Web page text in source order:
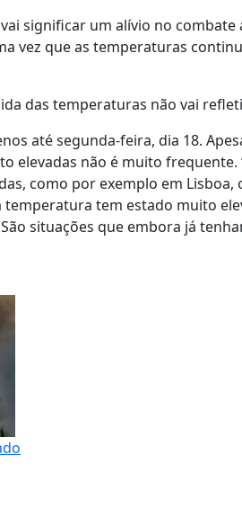
significar um alívio no combate
vez que as temperaturas
das temperaturas não vai
até segunda-feira, dia 18.
elevadas não é muito
como por exemplo em Lisboa,
temperatura tem estado muito
situações que embora já